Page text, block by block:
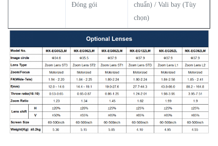
Đóng gói
chuẩn) / Vali bay (Tùy
chọn)